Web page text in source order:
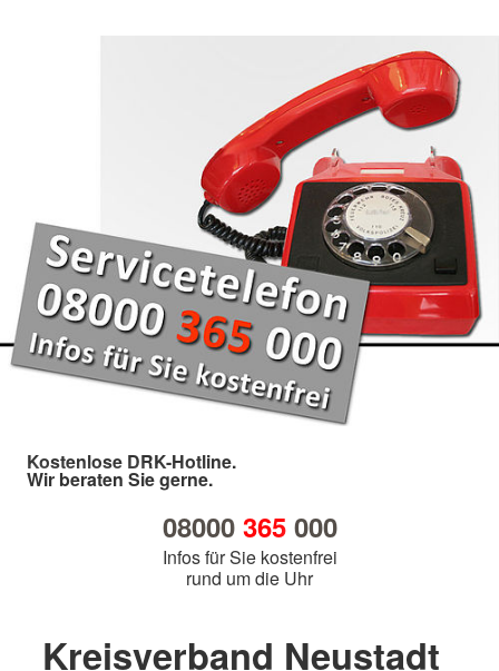
Kostenlose DRK-Hotline.
Wir beraten Sie gerne.
08000 365000
Infos für Sie kostenfrei
rund um die Uhr
Kreisverband Neustadt